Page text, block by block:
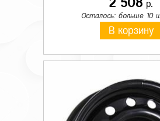
2 508 р.
Осталось: больше 10
В корзину